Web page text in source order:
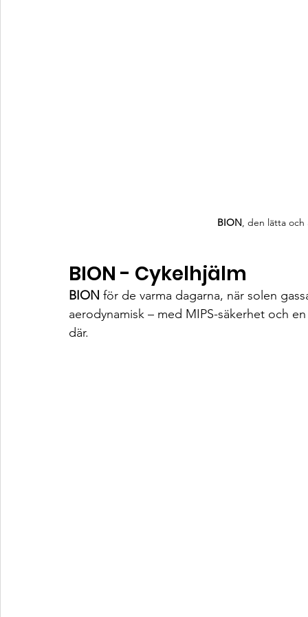
BION, den lätta och
BION - Cykelhjälm
BION för de varma dagarna, när solen
aerodynamisk – med MIPS-säkerhet och
där.